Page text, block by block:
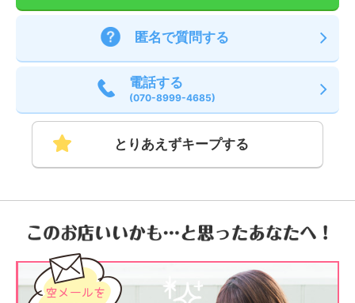
匿名で質問する
電話する
(070-8999-4685)
とりあえずキープする